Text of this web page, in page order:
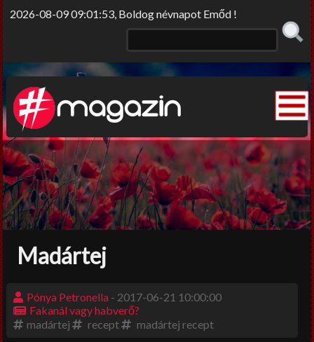
2026-08-09 09:01:53, Boldog névnapot Emőd !
Elme/rengő
Elv/érzek
Sors-szinkópa
Korlátolt felelősséggel
Film-Színház-Muzsika
Beszéljünk másról
Madártej
Pónya Petronella - 2017-06-21 10:00:00
Fakanál vagy habverő?
madártej
recept madártej recept